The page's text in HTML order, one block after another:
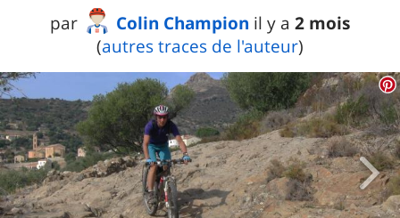
par Colin Champion il y a 2 mois
(autres traces de l'auteur)